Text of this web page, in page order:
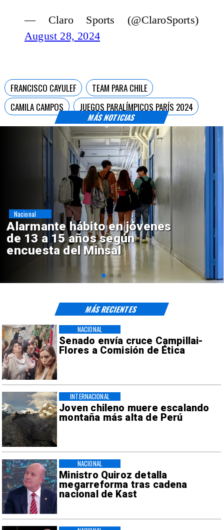
MÁS NOTICIAS
— Claro Sports (@ClaroSports)
August 28, 2024
FRANCISCO CAYULEF
TEAM PARA CHILE
CAMILA CAMPOS
JUEGOS PARALÍMPICOS PARÍS 2024
Aprueban creación del
Sebastián Piñera con
de $4 mil millones
Regiones
Senado envía cruce Campillai-
Flores a Comisión de Ética
NACIONAL
Joven chileno muere escalando
montaña más alta de Perú
INTERNACIONAL
Ministro Quiroz detalla
megarreforma tras cadena
nacional de Kast
NACIONAL
MÁS RECIENTES